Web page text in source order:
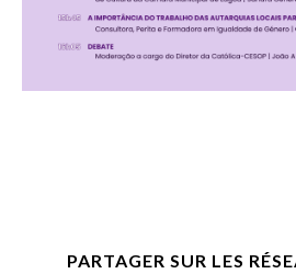
PARTAGER SUR LES